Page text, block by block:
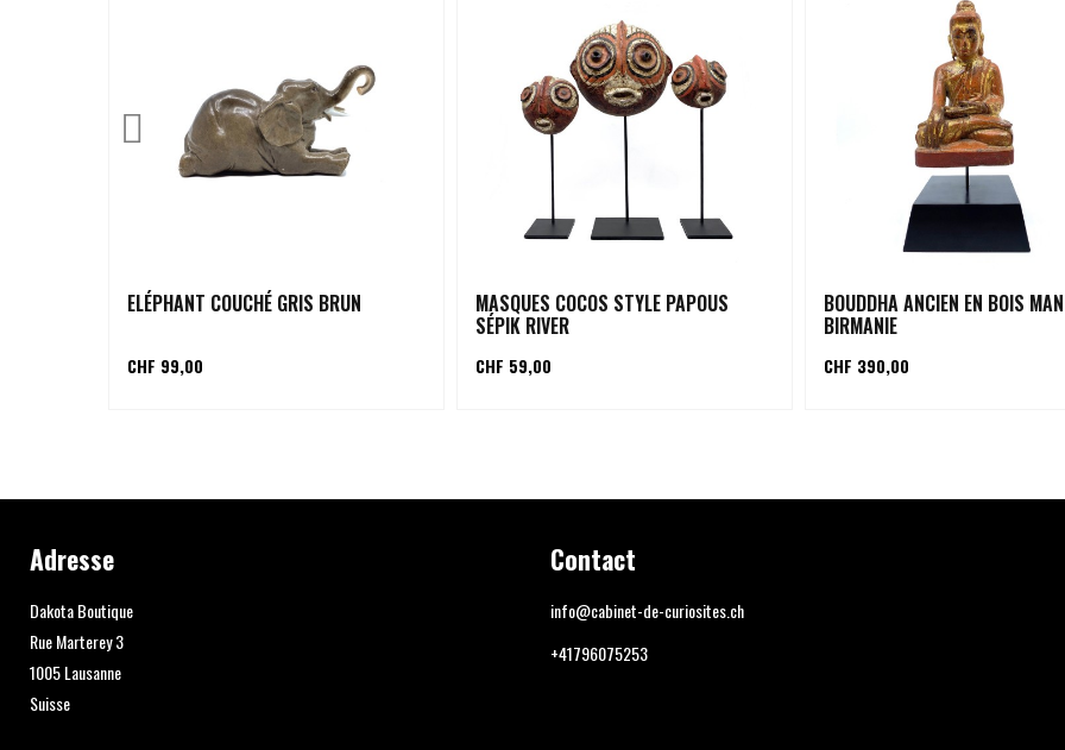
ELÉPHANT COUCHÉ GRIS BRUN
CHF 99,00
MASQUES COCOS STYLE PAPOUS
SÉPIK RIVER
CHF 59,00
BOUDDHA ANCIEN EN BOIS
BIRMANIE
CHF 390,00
Adresse
Dakota Boutique
Rue Marterey 3
1005 Lausanne
Suisse
Contact
info@cabinet-de-curiosites.ch
+41796075253